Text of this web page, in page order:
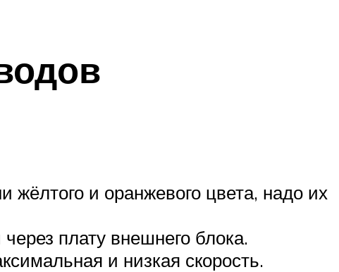
жёлтого и оранжевого цвета, надо их
плату внешнего блока.
и низкая скорость.